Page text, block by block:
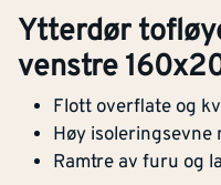
Ytterdør
venstre
Flott overflate og
Høy isoleringsevne
Ramtre av furu og